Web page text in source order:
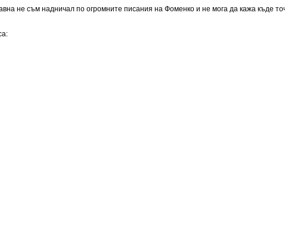
не съм надничал по огромните писания на Фоменко и не мога да кажа къде